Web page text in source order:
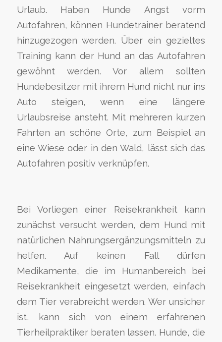
Urlaub. Haben Hunde Angst vorm
Autofahren, können Hundetrainer beratend
hinzugezogen werden. Über ein gezieltes
Training kann der Hund an das Autofahren
gewöhnt werden. Vor allem sollten
Hundebesitzer mit ihrem Hund nicht nur ins
Auto steigen, wenn eine längere
Urlaubsreise ansteht. Mit mehreren kurzen
Fahrten an schöne Orte, zum Beispiel an
eine Wiese oder in den Wald, lässt sich das
Autofahren positiv verknüpfen.
Bei Vorliegen einer Reisekrankheit kann
zunächst versucht werden, dem Hund mit
natürlichen Nahrungsergänzungsmitteln zu
helfen. Auf keinen Fall dürfen
Medikamente, die im Humanbereich bei
Reisekrankheit eingesetzt werden, einfach
dem Tier verabreicht werden. Wer unsicher
ist, kann sich von einem erfahrenen
Tierheilpraktiker beraten lassen. Hunde, die